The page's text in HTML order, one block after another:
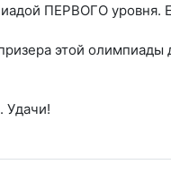
ПЕРВОГО уровня.
этой
. Удачи!